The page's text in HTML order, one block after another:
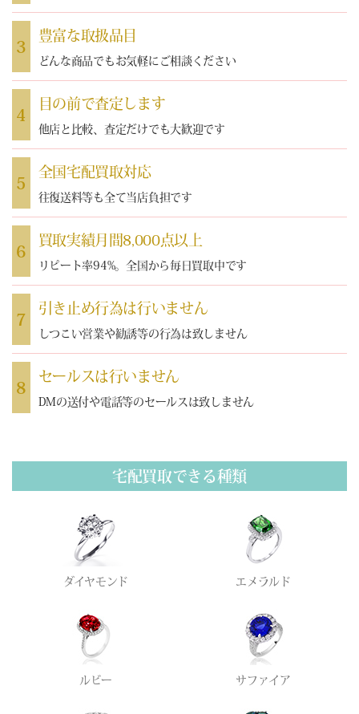
3
豊富な取扱品目
どんな商品でもお気軽にご相談ください
4
目の前で査定します
他店と比較、査定だけでも大歓迎です
5
全国宅配買取対応
往復送料等も全て当店負担です
6
買取実績月間8,000点以上
リピート率94%。全国から毎日買取中です
7
引き止め行為は行いません
しつこい営業や勧誘等の行為は致しません
8
セールスは行いません
DMの送付や電話等のセールスは致しません
宅配買取できる種類
ダイヤモンド エメラルド
ルビー サファイア